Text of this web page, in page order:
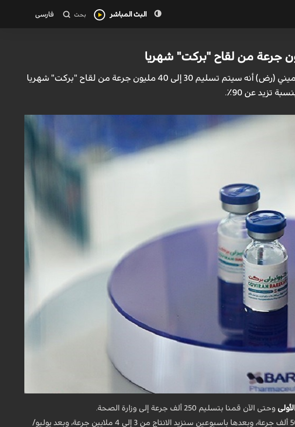
البث المباشر بحث فارسی
ايران - الكوثر: اعلن المساعد التنسيقي للجنة تنفيذ أمر الامام الخميني (رض) أنه سيتم تسليم 30 إلى 40 مليون جرعة من لقاح "بركت" شهريا
تزيد عن 90٪.
وحتى الآن قمنا بتسليم 250 ألف جرعة إلى وزارة الصحة.
واضاف: بحلول يوم الثلاثاء 6 يوليو/تموز، سنزيد هذا العدد إلى مليون و500 ألف جرعة، وبعدها باسبوعين سنزيد الانتاج من 3 إلى 4 ملايين جرعة، وبعد يوليو/